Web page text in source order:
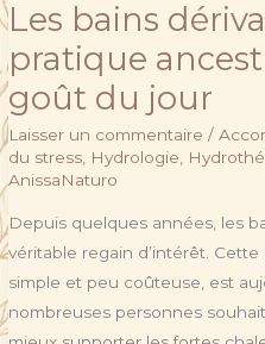
Les bains
pratique
goût du jour
Laisser un commentaire /
du stress Hydrologie
AnissaNaturo
Depuis quelques années, les
véritable regain d’intérêt.
simple et peu coûteuse, est
nombreuses personnes